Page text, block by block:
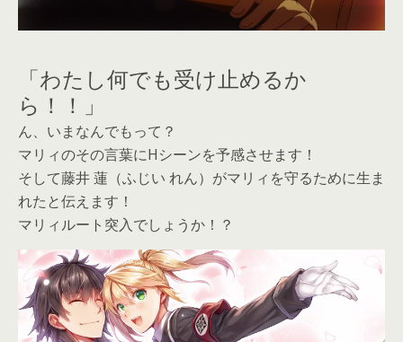
「わたし何でも受け止めるか
ら！！」
ん、いまなんでもって？
マリィのその言葉にHシーンを予感させます！
そして藤井 蓮（ふじい れん）がマリィを守るために生ま
れたと伝えます！
マリィルート突入でしょうか！？